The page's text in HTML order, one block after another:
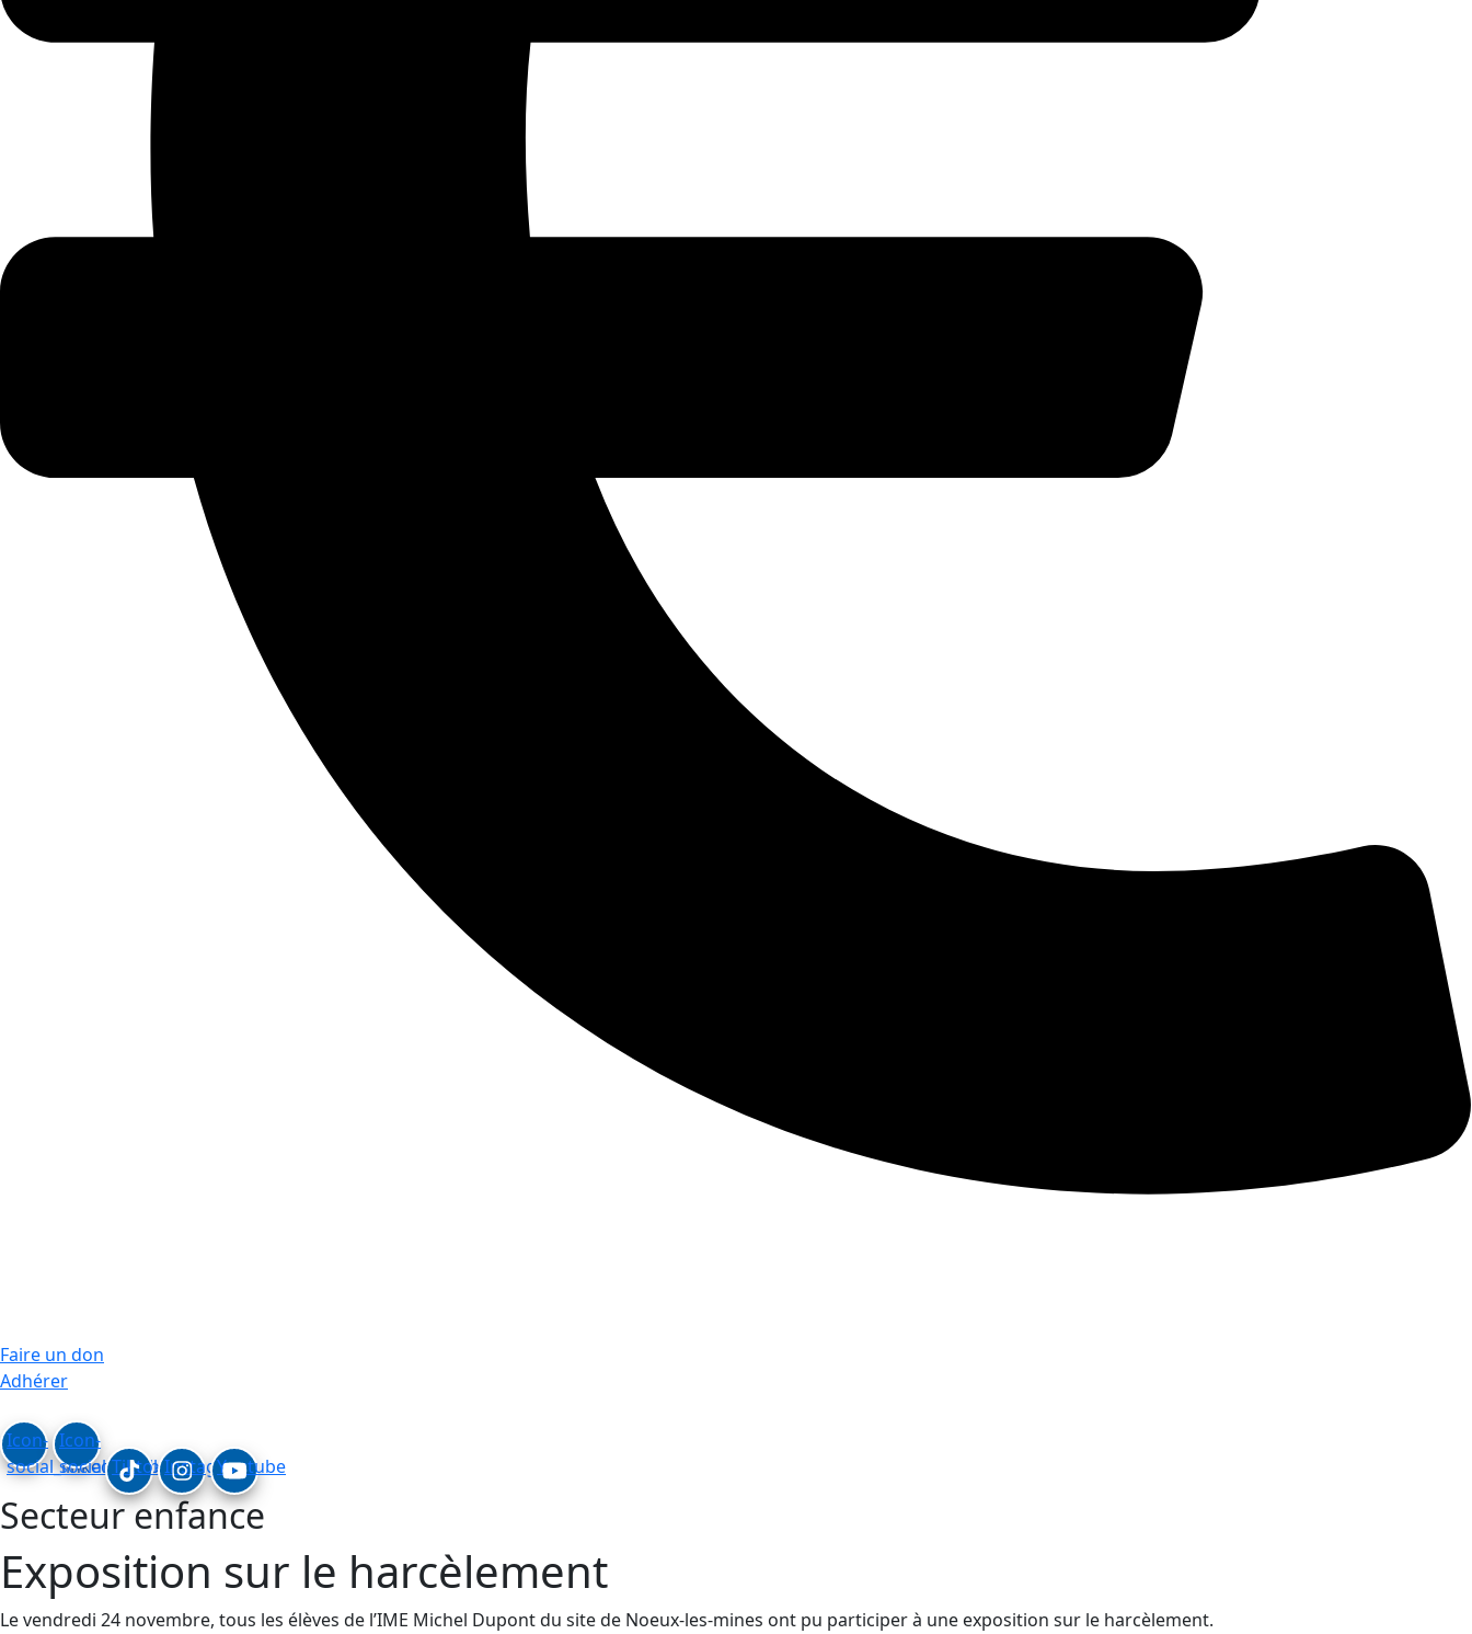
Faire un don
Adhérer
Icon-
social_linkedin
Icon-
social_facebook
TiktokInstagramYoutube
Secteur enfance
Exposition sur le harcèlement
Le vendredi 24 novembre, tous les élèves de l’IME Michel Dupont du site de Noeux-les-mines ont pu participer à une exposition sur le harcèlement.